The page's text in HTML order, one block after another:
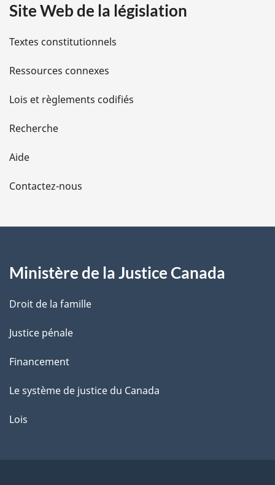
i
l
s
d
e
l
a
e
Site Web de la législation
Textes constitutionnels
Ressources connexes
Lois et règlements codifiés
Recherche
Aide
Contactez-nous
Ministère de la Justice Canada
Droit de la famille
Justice pénale
Financement
Le système de justice du Canada
Lois